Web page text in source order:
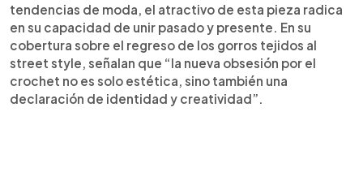
tendencias de moda, el atractivo de esta pieza radica
en su capacidad de unir pasado y presente. En su
cobertura sobre el regreso de los gorros tejidos al
street style, señalan que “la nueva obsesión por el
crochet no es solo estética, sino también una
declaración de identidad y creatividad”.